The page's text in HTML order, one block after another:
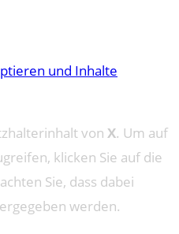
und Inhalte
von X. Um auf
klicken Sie auf die
Sie, dass dabei
werden.